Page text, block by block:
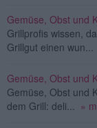
Gemüse, Obst und
Grillprofis wissen,
Grillgut einen wun...
Gemüse, Obst und
Gemüse, Obst und
dem Grill: deli...
»